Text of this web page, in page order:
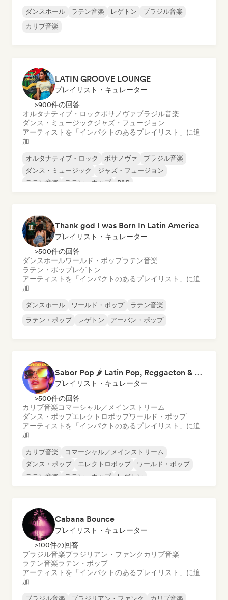
ダンスホール ラテン音楽 レゲトン
ブラジル音楽
カリブ音楽
LATIN GROOVE LOUNGE
プレイリスト・キュレーター
>900件の回答
オルタナティブ・ロックボサノヴァブラジル音楽
ダンス・ミュージックジャズ・フュージョン
アーティストを「インパクトのあるプレイリスト」に追
加
オルタナティブ・ロック ボサノヴァ
ブラジル音楽
ダンス・ミュージック
ジャズ・フュージョン
ラテン音楽
ラテン・ポップ R&B
Thank god I was Born In Latin America
プレイリスト・キュレーター
>500件の回答
ダンスホールワールド・ポップラテン音楽
ラテン・ポップレゲトン
アーティストを「インパクトのあるプレイリスト」に追
加
ダンスホール ワールド・ポップ
ラテン音楽
ラテン・ポップ
レゲトン アーバン・ポップ
Sabor Pop 🌶️ Latin Pop, Reggaeton & Latin Club Hits
プレイリスト・キュレーター
>500件の回答
カリブ音楽コマーシャル／メインストリーム
ダンス・ポップエレクトロポップワールド・ポップ
アーティストを「インパクトのあるプレイリスト」に追
加
カリブ音楽
コマーシャル／メインストリーム
ダンス・ポップ
エレクトロポップ
ワールド・ポップ
ラテン音楽
ラテン・ポップ レゲトン
Cabana Bounce
プレイリスト・キュレーター
>100件の回答
ブラジル音楽ブラジリアン・ファンク カリブ音楽
ラテン音楽ラテン・ポップ
アーティストを「インパクトのあるプレイリスト」に追
加